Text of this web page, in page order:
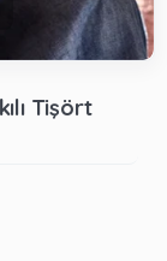
Tişört